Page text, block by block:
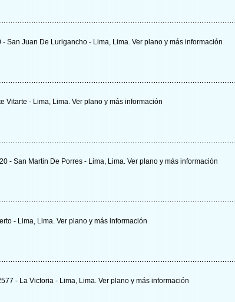
- San Juan De Lurigancho - Lima, Lima. Ver plano y más información
Vitarte - Lima, Lima. Ver plano y más información
- San Martin De Porres - Lima, Lima. Ver plano y más información
- Lima, Lima. Ver plano y más información
- La Victoria - Lima, Lima. Ver plano y más información